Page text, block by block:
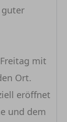
mit
Ort.
eröffnet
und dem